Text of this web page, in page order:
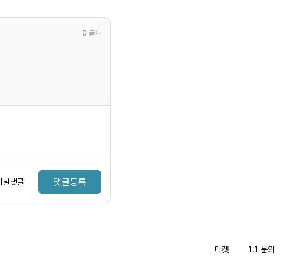
0 글자
밀댓글 댓글등록
마켓 1:1 문의